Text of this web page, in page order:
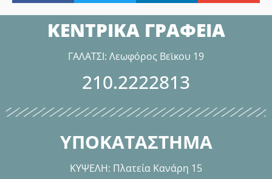
ΚΕΝΤΡΙΚΑ ΓΡΑΦΕΙΑ
ΓΑΛΑΤΣΙ: Λεωφόρος Βεϊκου 19
210.2222813
ΥΠΟΚΑΤΑΣΤΗΜΑ
ΚΥΨΕΛΗ: Πλατεία Κανάρη 15